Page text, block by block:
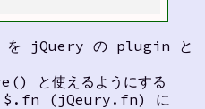
を jQuery の plugin と
使えるようにする
$.fn (jQeury.fn) に